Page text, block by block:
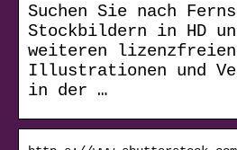
Suchen Sie nach
Stockbildern in HD
weiteren
Illustrationen und
in der …